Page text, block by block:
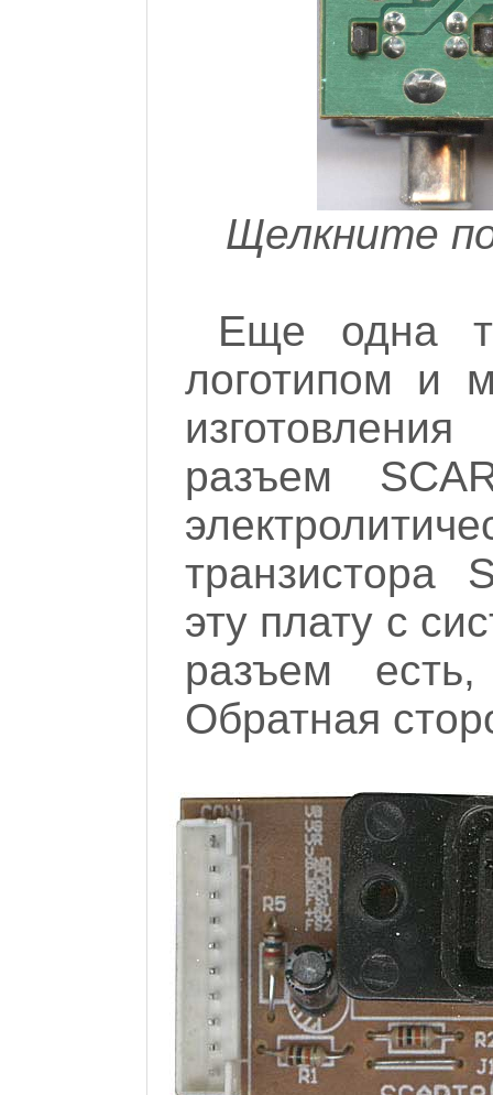
Щелкните
Еще одна
логотипом и
разъем
транзистора
эту плату с
разъем
Обратная